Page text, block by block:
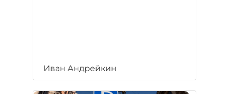
Иван Андрейкин